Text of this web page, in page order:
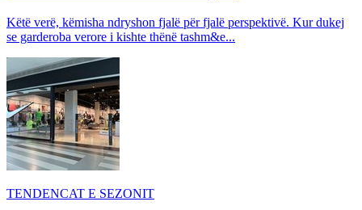
Këtë verë, këmisha ndryshon fjalë për fjalë perspektivë. Kur dukej
se garderoba verore i kishte thënë tashm&e...
TENDENCAT E SEZONIT